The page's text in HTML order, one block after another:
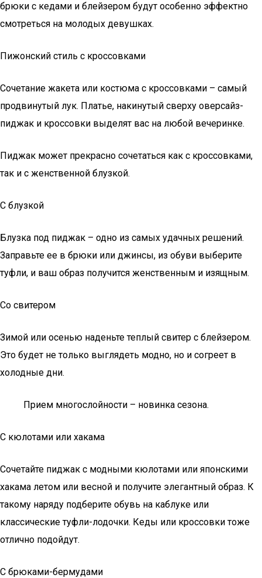
брюки с кедами и блейзером будут особенно эффектно
смотреться на молодых девушках.
Пижонский стиль с кроссовками
Сочетание жакета или костюма с кроссовками – самый
продвинутый лук. Платье, накинутый сверху оверсайз-
пиджак и кроссовки выделят вас на любой вечеринке.
Пиджак может прекрасно сочетаться как с кроссовками,
так и с женственной блузкой.
С блузкой
Блузка под пиджак – одно из самых удачных решений.
Заправьте ее в брюки или джинсы, из обуви выберите
туфли, и ваш образ получится женственным и изящным.
Со свитером
Зимой или осенью наденьте теплый свитер с блейзером.
Это будет не только выглядеть модно, но и согреет в
холодные дни.
Прием многослойности – новинка сезона.
С кюлотами или хакама
Сочетайте пиджак с модными кюлотами или японскими
хакама летом или весной и получите элегантный образ. К
такому наряду подберите обувь на каблуке или
классические туфли-лодочки. Кеды или кроссовки тоже
отлично подойдут.
С брюками-бермудами